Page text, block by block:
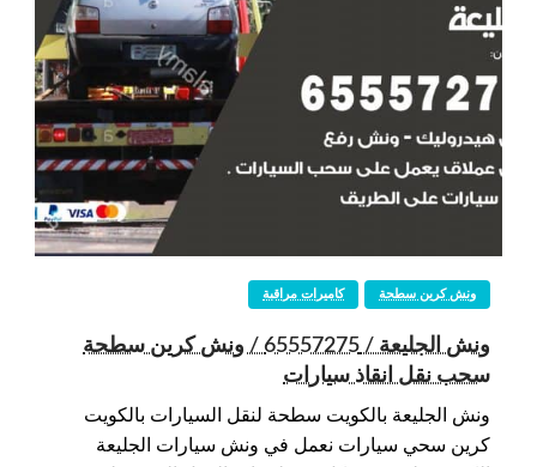
كاميرات مراقبة ونش كرين سطحة
ونش الجليعة / 65557275 / ونش كرين سطحة
سحب نقل انقاذ سيارات
ونش الجليعة بالكويت سطحة لنقل السيارات بالكويت
كرين سحي سيارات نعمل في ونش سيارات الجليعة